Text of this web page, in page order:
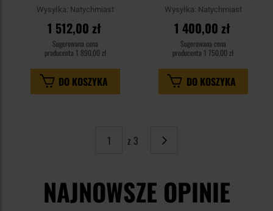
Wysyłka: Natychmiast
1 512,00 zł
Sugerowana cena
producenta 1 890,00 zł
DO KOSZYKA
Wysyłka: Natychmiast
1 400,00 zł
Sugerowana cena
producenta 1 750,00 zł
DO KOSZYKA
z 3
Strona
Następne
NAJNOWSZE OPINIE